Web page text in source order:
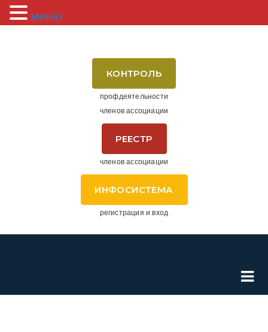
КОНТРОЛЬ
профдеятельности
членов ассоциации
РЕЕСТР
членов ассоциации
ИНФОСИСТЕМА
регистрация и вход
меню